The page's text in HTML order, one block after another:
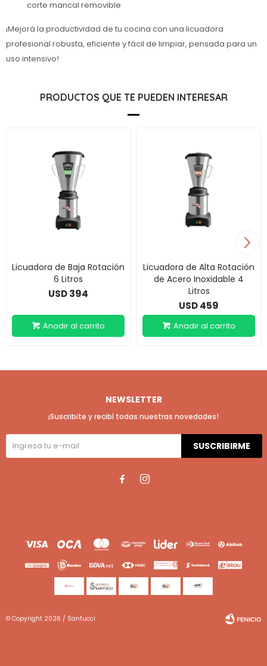
corte mancal removible
¡Mejorá la productividad de tu cocina con una licuadora
profesional robusta, eficiente y fácil de limpiar, pensada para un
uso intensivo!
PRODUCTOS QUE TE PUEDEN INTERESAR
Licuadora de Baja Rotación
6 Litros
USD394
Licuadora de Alta Rotación
de Acero Inoxidable 4
Litros
USD459
NEWSLETTER
¡Suscribite y recibí todas nuestras novedades!
SUSCRIBIRME
 
© Copyright 2026 / Santucci